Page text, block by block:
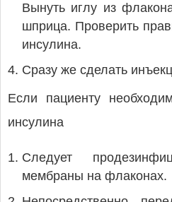
Вынуть иглу из
шприца. Проверить
инсулина.
Сразу же сделать
Если пациенту
инсулина
Следует
мембраны на флаконах.